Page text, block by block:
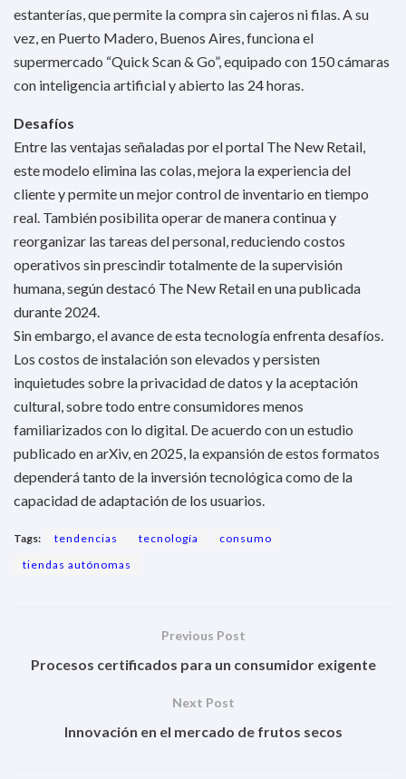
estanterías, que permite la compra sin cajeros ni filas. A su
vez, en Puerto Madero, Buenos Aires, funciona el
supermercado “Quick Scan & Go”, equipado con 150 cámaras
con inteligencia artificial y abierto las 24 horas.
Desafíos
Entre las ventajas señaladas por el portal The New Retail,
este modelo elimina las colas, mejora la experiencia del
cliente y permite un mejor control de inventario en tiempo
real. También posibilita operar de manera continua y
reorganizar las tareas del personal, reduciendo costos
operativos sin prescindir totalmente de la supervisión
humana, según destacó The New Retail en una publicada
durante 2024.
Sin embargo, el avance de esta tecnología enfrenta desafíos.
Los costos de instalación son elevados y persisten
inquietudes sobre la privacidad de datos y la aceptación
cultural, sobre todo entre consumidores menos
familiarizados con lo digital. De acuerdo con un estudio
publicado en arXiv, en 2025, la expansión de estos formatos
dependerá tanto de la inversión tecnológica como de la
capacidad de adaptación de los usuarios.
Tags: tendencias tecnología
consumo
tiendas autónomas
Previous Post
Procesos certificados para un consumidor exigente
Next Post
Innovación en el mercado de frutos secos